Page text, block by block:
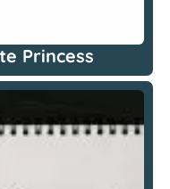
Princess